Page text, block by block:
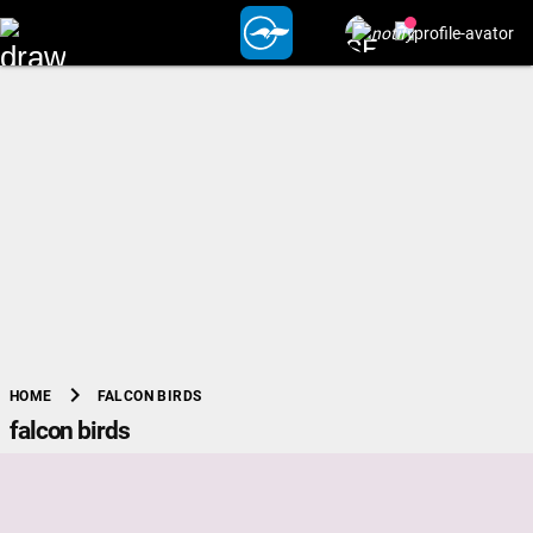
HOME chevron_right FALCON BIRDS
falcon birds